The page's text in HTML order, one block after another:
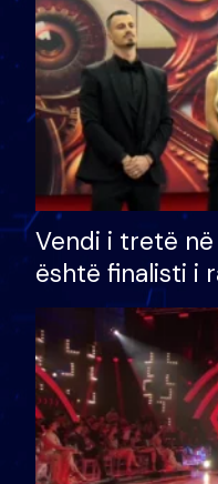
Vendi i tretë
është finalisti i